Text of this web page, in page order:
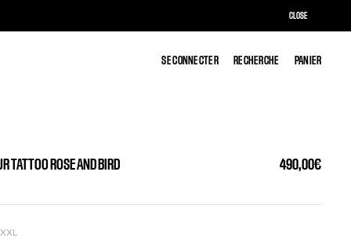
SE CONNECTER RECHERCHE PANIER
SE CONNECTER RECHERCHE PANIER
TATTOO ROSE AND BIRD 490,00€
XXL
CLOSE